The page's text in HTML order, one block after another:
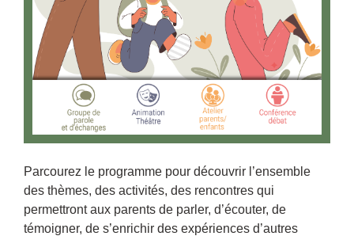
Parcourez le programme pour découvrir l’ensemble
des thèmes, des activités, des rencontres qui
permettront aux parents de parler, d’écouter, de
témoigner, de s’enrichir des expériences d’autres